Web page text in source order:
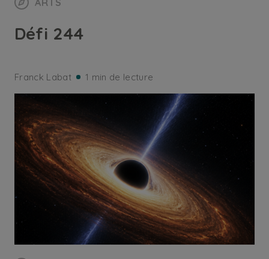
ARTS
Défi 244
Franck Labat 1 min de lecture